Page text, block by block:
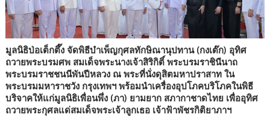
มูลนิธิป่อเต็กตึ๊ง จัดพิธีบำเพ็ญกุศลทักษิณานุปทาน (กงเต๊ก) อุทิศ
ถวายพระบรมศพ สมเด็จพระนางเจ้าสิริกิติ์ พระบรมราชินีนาถ
พระบรมราชชนนีพันปีหลวง ณ พระที่นั่งดุสิตมหาปราสาท ใน
พระบรมมหาราชวัง กรุงเทพฯ พร้อมนำเครื่องอุปโภคบริโภคในพิธี
บริจาคให้แก่มูลนิธิเพื่อนพึ่ง (ภา) ยามยาก สภากาชาดไทย เพื่ออุทิศ
ถวายพระกุศลแด่สมเด็จพระเจ้าลูกเธอ เจ้าฟ้าพัชรกิติยาภาฯ